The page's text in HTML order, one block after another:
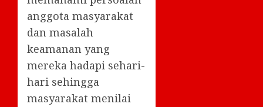
anggota masyarakat
dan masalah
keamanan yang
mereka hadapi sehari-
hari sehingga
masyarakat menilai